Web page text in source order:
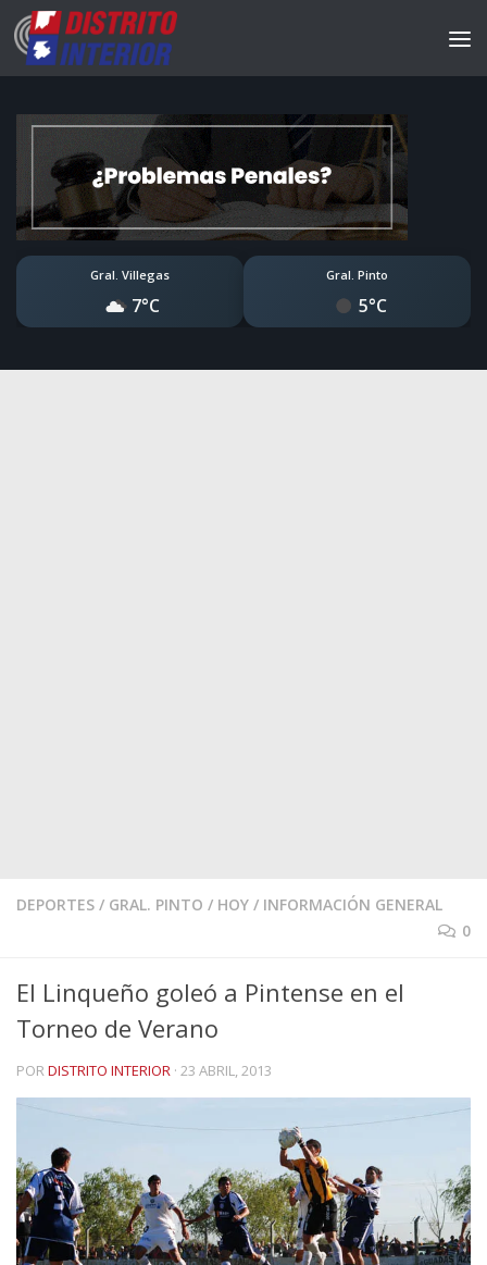
Gral. Villegas
7°C
Gral. Pinto
5°C
DEPORTES / GRAL. PINTO / HOY / INFORMACIÓN GENERAL
0
El Linqueño goleó a Pintense en el
Torneo de Verano
PORDISTRITO INTERIOR · 23 ABRIL, 2013